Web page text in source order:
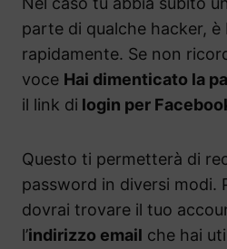
parte di qualche hacker, è
rapidamente. Se non
voce Hai dimenticato la
il link di login per
Questo ti permetterà di
password in diversi modi.
dovrai trovare il tuo
l’indirizzo email che hai